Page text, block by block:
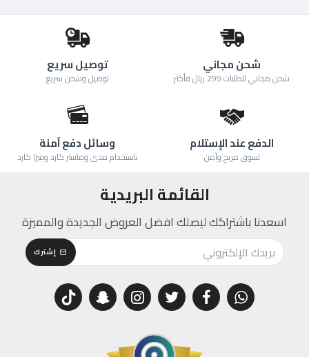
شحن مجاني
شحن مجاني للطلبات 299 ريال فأكثر
توصيل سريع
توصيل وشحن سريع
الدفع عند الإستلام
تسوق مريح وآمن
وسائل دفع آمنة
باستخدام مدى وماستر كارد وفيزا كارد
القائمة البريدية
اسعدنا باشتراكك ليصلك افضل العروض الجديدة والمميزة
إشترك